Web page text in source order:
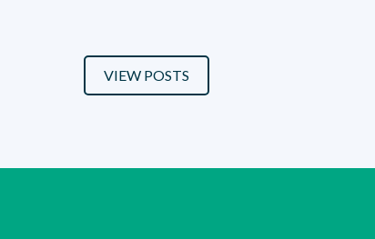
VIEW POSTS